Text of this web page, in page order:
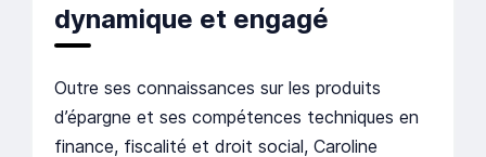
dynamique et engagé
Outre ses connaissances sur les produits
d’épargne et ses compétences techniques en
finance, fiscalité et droit social, Caroline